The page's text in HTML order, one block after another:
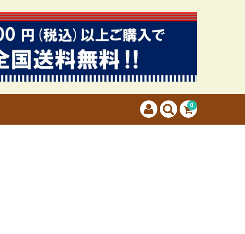
0
只今、カートに商品はございません。